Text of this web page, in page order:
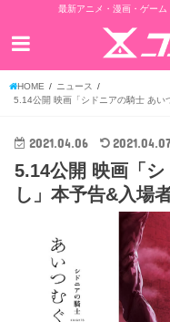
最新アニメ・漫画・ゲーム
HOME
ニュース
5.14公開 映画「シドニアの騎士 あい
2021.04.06
5.14公開 映画「
し」本予告&入場